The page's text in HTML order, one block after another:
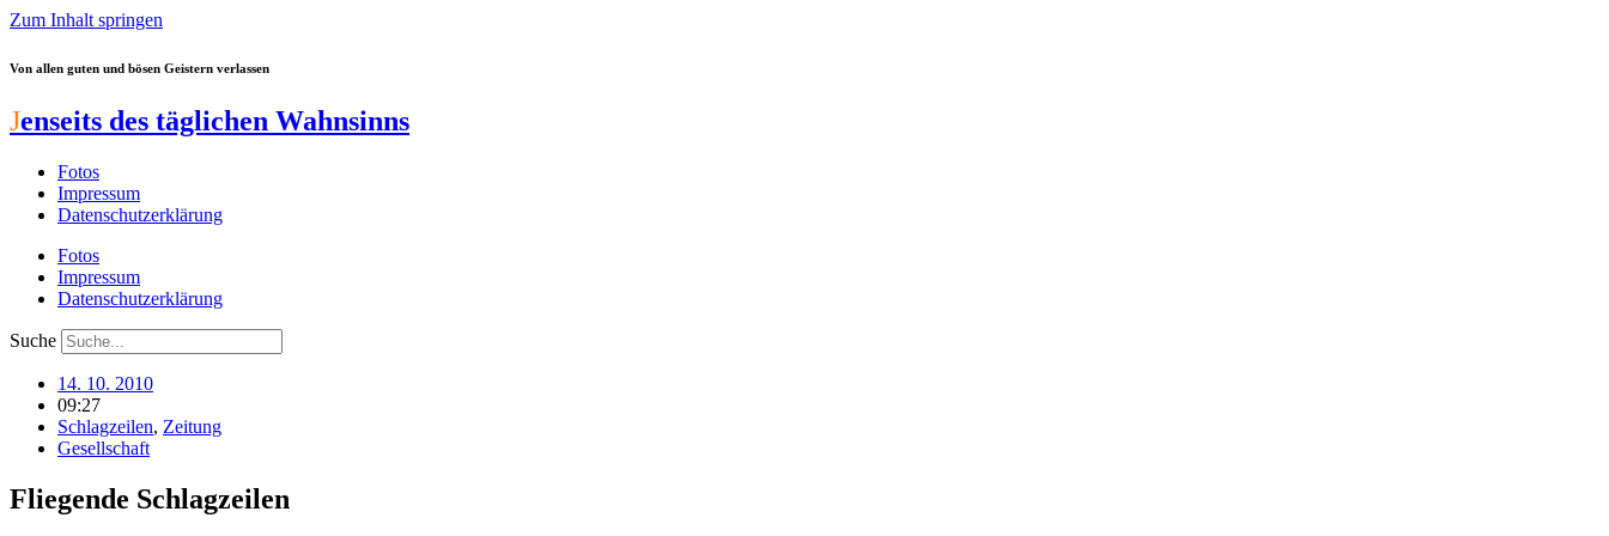
Zum Inhalt springen
Von allen guten und bösen Geistern verlassen
Jenseits des täglichen Wahnsinns
Fotos
Impressum
Datenschutzerklärung
Fotos
Impressum
Datenschutzerklärung
Suche
14. 10. 2010
09:27
Schlagzeilen, Zeitung
Gesellschaft
Fliegende Schlagzeilen